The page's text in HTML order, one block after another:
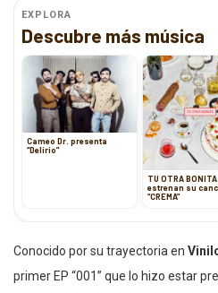
EXPLORA
Descubre más música
Cameo Dr. presenta
“Delirio”
TU OTRA BONITA
estrenan su
“CREMA”
Conocido por su trayectoria en
primer EP “001” que lo hizo estar